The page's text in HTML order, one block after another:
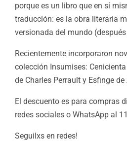
porque es un libro que en sí
traducción: es la obra literaria
versionada del mundo
Recientemente incorporaron
colección Insumises:
de Charles Perrault y Esfinge de
El descuento es para compras
redes sociales o WhatsApp al
Seguilxs en redes!